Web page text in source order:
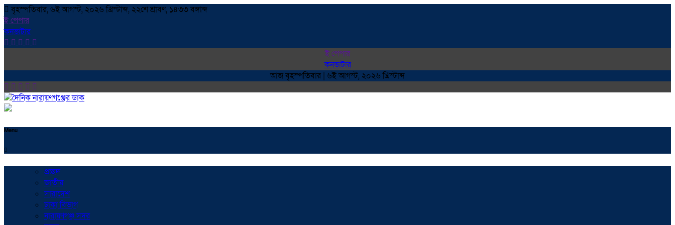
বৃহস্পতিবার, ৬ই আগস্ট, ২০২৬ খ্রিস্টাব্দ, ২২শে শ্রাবণ, ১৪৩৩ বঙ্গাব্দ
ই পেপার
কনভাটার
ই পেপার
কনভাটার
আজ বৃহস্পতিবার | ৬ই আগস্ট, ২০২৬ খ্রিস্টাব্দ
Menu
প্রচ্ছদ
জাতীয়
সারাদেশ
ঢাকা বিভাগ
নারায়ণগঞ্জ সদর